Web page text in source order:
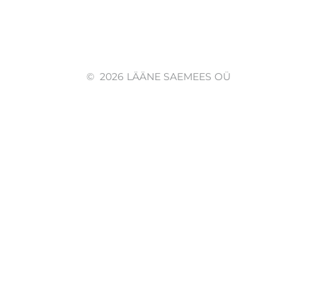
© 2026 LÄÄNE SAEMEES OÜ